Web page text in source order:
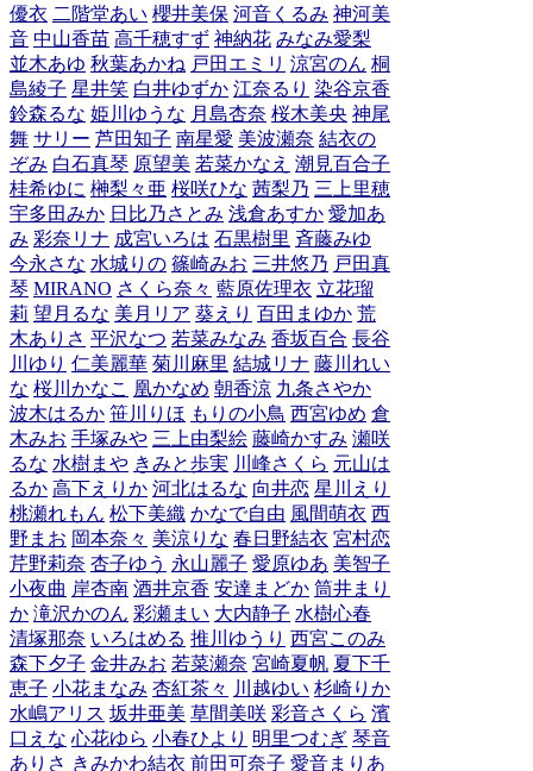
優衣 二階堂あい 櫻井美保 河音くるみ 神河美
音 中山香苗 高千穂すず 神納花 みなみ愛梨
並木あゆ 秋葉あかね 戸田エミリ 涼宮のん 桐
島綾子 星井笑 白井ゆずか 江奈るり 染谷京香
鈴森るな 姫川ゆうな 月島杏奈 桜木美央 神尾
舞 サリー 芦田知子 南星愛 美波瀬奈 結衣の
ぞみ 白石真琴 原望美 若菜かなえ 潮見百合子
桂希ゆに 榊梨々亜 桜咲ひな 茜梨乃 三上里穂
宇多田みか 日比乃さとみ 浅倉あすか 愛加あ
み 彩奈リナ 成宮いろは 石黒樹里 斉藤みゆ
今永さな 水城りの 篠崎みお 三井悠乃 戸田真
琴 MIRANO さくら奈々 藍原佐理衣 立花瑠
莉 望月るな 美月リア 葵えり 百田まゆか 荒
木ありさ 平沢なつ 若菜みなみ 香坂百合 長谷
川ゆり 仁美麗華 菊川麻里 結城リナ 藤川れい
な 桜川かなこ 凰かなめ 朝香涼 九条さやか
波木はるか 笹川りほ もりの小鳥 西宮ゆめ 倉
木みお 手塚みや 三上由梨絵 藤崎かすみ 瀬咲
るな 水樹まや きみと歩実 川峰さくら 元山は
るか 高下えりか 河北はるな 向井恋 星川えり
桃瀬れもん 松下美織 かなで自由 風間萌衣 西
野まお 岡本奈々 美涼りな 春日野結衣 宮村恋
芹野莉奈 杏子ゆう 永山麗子 愛原ゆあ 美智子
小夜曲 岸杏南 酒井京香 安達まどか 筒井まり
か 滝沢かのん 彩瀬まい 大内静子 水樹心春
清塚那奈 いろはめる 推川ゆうり 西宮このみ
森下夕子 金井みお 若菜瀬奈 宮崎夏帆 夏下千
恵子 小花まなみ 杏紅茶々 川越ゆい 杉崎りか
水嶋アリス 坂井亜美 草間美咲 彩音さくら 濱
口えな 心花ゆら 小春ひより 明里つむぎ 琴音
ありさ きみかわ結衣 前田可奈子 愛音まりあ